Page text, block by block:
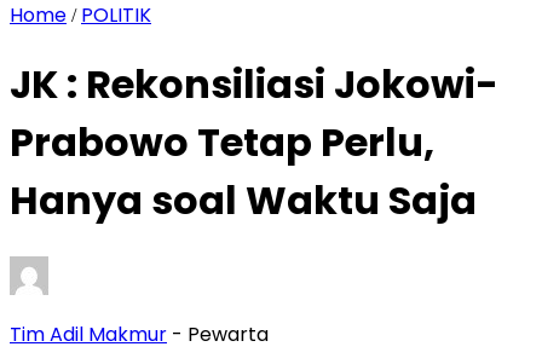
Home / POLITIK
JK : Rekonsiliasi Jokowi-
Prabowo Tetap Perlu,
Hanya soal Waktu Saja
Tim Adil Makmur - Pewarta